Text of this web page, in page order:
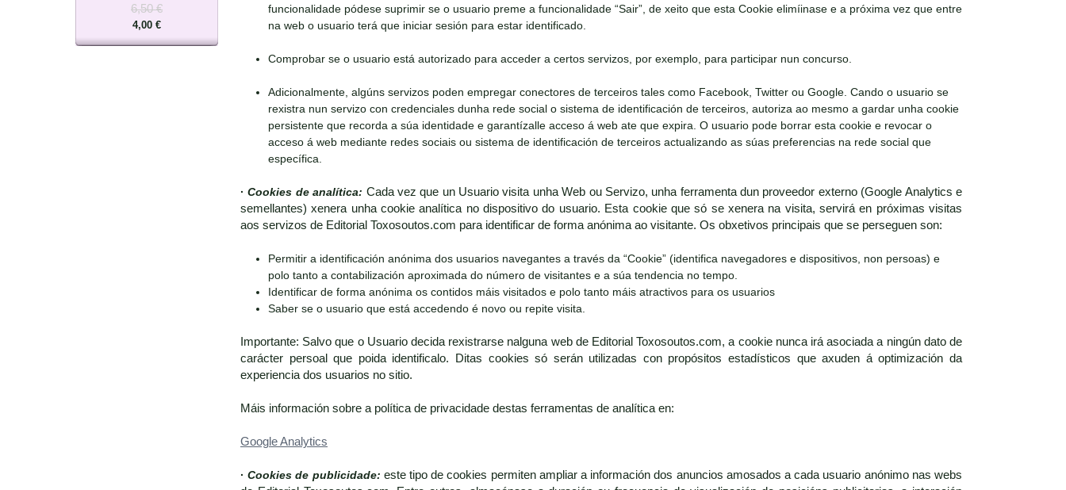
6,50 €
4,00 €
funcionalidade pódese suprimir se o usuario preme a funcionalidade “Sair”, de xeito que esta Cookie elimíinase e a próxima vez que entre
na web o usuario terá que iniciar sesión para estar identificado.
Comprobar se o usuario está autorizado para acceder a certos servizos, por exemplo, para participar nun concurso.
Adicionalmente, algúns servizos poden empregar conectores de terceiros tales como Facebook, Twitter ou Google. Cando o usuario se
rexistra nun servizo con credenciales dunha rede social o sistema de identificación de terceiros, autoriza ao mesmo a gardar unha cookie
persistente que recorda a súa identidade e garantízalle acceso á web ate que expira. O usuario pode borrar esta cookie e revocar o
acceso á web mediante redes sociais ou sistema de identificación de terceiros actualizando as súas preferencias na rede social que
específica.
·Cookies de analítica: Cada vez que un Usuario visita unha Web ou Servizo, unha ferramenta dun proveedor externo (Google Analytics e
semellantes) xenera unha cookie analítica no dispositivo do usuario. Esta cookie que só se xenera na visita, servirá en próximas visitas
aos servizos de Editorial Toxosoutos.com para identificar de forma anónima ao visitante. Os obxetivos principais que se perseguen son:
Permitir a identificación anónima dos usuarios navegantes a través da “Cookie” (identifica navegadores e dispositivos, non persoas) e
polo tanto a contabilización aproximada do número de visitantes e a súa tendencia no tempo.
Identificar de forma anónima os contidos máis visitados e polo tanto máis atractivos para os usuarios
Saber se o usuario que está accedendo é novo ou repite visita.
Importante: Salvo que o Usuario decida rexistrarse nalguna web de Editorial Toxosoutos.com, a cookie nunca irá asociada a ningún dato de
carácter persoal que poida identificalo. Ditas cookies só serán utilizadas con propósitos estadísticos que axuden á optimización da
experiencia dos usuarios no sitio.
Máis información sobre a política de privacidade destas ferramentas de analítica en:
Google Analytics
·Cookies de publicidade: este tipo de cookies permiten ampliar a información dos anuncios amosados a cada usuario anónimo nas webs